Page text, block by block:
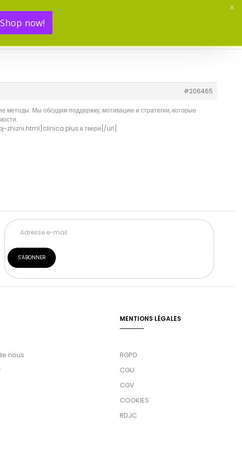
Shop now!
#206465
методы. Мы обсудим поддержку, мотивацию и стратегии, которые
plus в твери[/url]
nous
MENTIONS LÉGALES
RGPD
CGU
CGV
COOKIES
RDJC